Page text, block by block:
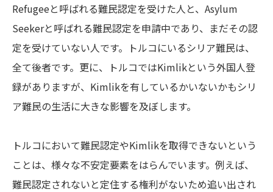
Refugeeと呼ばれる難民認定を受けた人と、Asylum
Seekerと呼ばれる難民認定を申請中であり、まだその認
定を受けていない人です。トルコにいるシリア難民は、
全て後者です。更に、トルコではKimlikという外国人登
録がありますが、Kimlikを有しているかいないかもシリ
ア難民の生活に大きな影響を及ぼします。
トルコにおいて難民認定やKimlikを取得できないという
ことは、様々な不安定要素をはらんでいます。例えば、
難民認定されないと定住する権利がないため追い出され